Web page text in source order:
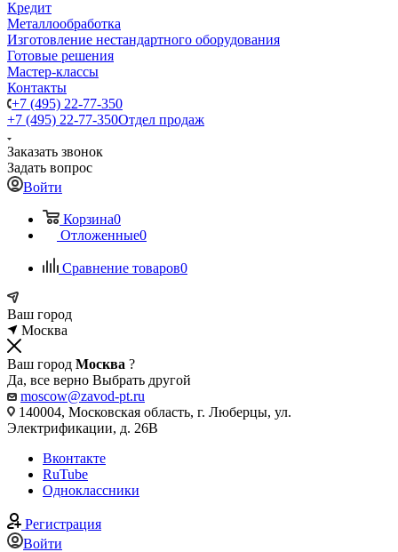
Кредит
Металлообработка
Изготовление нестандартного оборудования
Готовые решения
Мастер-классы
Контакты
+7 (495) 22-77-350
+7 (495) 22-77-350Отдел продаж
Заказать звонок
Задать вопрос
Войти
Корзина0
Отложенные0
Сравнение товаров0
Ваш город
Москва
Ваш город Москва ?
Да, все верно Выбрать другой
moscow@zavod-pt.ru
140004, Московская область, г. Люберцы, ул.
Электрификации, д. 26В
Вконтакте
RuTube
Одноклассники
Регистрация
Войти